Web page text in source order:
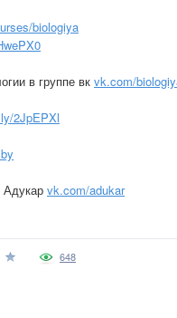
biologiya
в группе вк vk.com/
2JpEPXl
Адукар vk.com/adukar
648